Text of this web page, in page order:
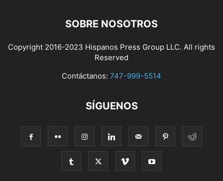
SOBRE NOSOTROS
Copyright 2016-2023 Hispanos Press Group LLC. All rights
Reserved
Contáctanos: 747-999-5514
SÍGUENOS